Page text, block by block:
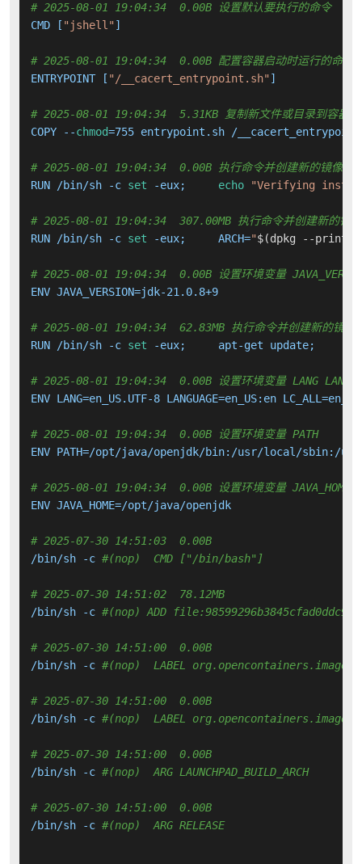
# 2025-08-01 19:04:34  0.00B 设置默认要执行的命令
CMD [ "jshell" ]
# 2025-08-01 19:04:34  0.00B 配置容器启动时运行的命令
ENTRYPOINT [ "/__cacert_entrypoint.sh" ]
# 2025-08-01 19:04:34  5.31KB 复制新文件或目录到容器中
COPY --chmod=755 entrypoint.sh /
# 2025-08-01 19:04:34  0.00B 执行命令并创建新的镜像层
RUN /bin/sh -c set -eux; echo "Verifying
# 2025-08-01 19:04:34  307.00MB 执行命令并创建新的镜
RUN /bin/sh -c set -eux;     ARCH="$(dpkg --print-
# 2025-08-01 19:04:34  0.00B 设置环境变量
ENV JAVA_VERSION=jdk-21.0.8+9
# 2025-08-01 19:04:34  62.83MB 执行命令并创建新的镜像
RUN /bin/sh -c set -eux;     apt-get update;
# 2025-08-01 19:04:34  0.00B 设置环境变量 LANG
ENV LANG=en_US.UTF-8 LANGUAGE=en_US:en
# 2025-08-01 19:04:34  0.00B 设置环境变量 PATH
ENV PATH=/opt/java/openjdk/bin:/usr/local/
# 2025-08-01 19:04:34  0.00B 设置环境变量 JAVA_HOME
ENV JAVA_HOME=/opt/java/openjdk
# 2025-07-30 14:51:03  0.00B
/bin/sh -c #(nop)  CMD ["/bin/bash"]
# 2025-07-30 14:51:02  78.12MB
/bin/sh -c #(nop) ADD
# 2025-07-30 14:51:00  0.00B
/bin/sh -c #(nop)  LABEL
# 2025-07-30 14:51:00  0.00B
/bin/sh -c #(nop)  LABEL
# 2025-07-30 14:51:00  0.00B
/bin/sh -c #(nop)  ARG LAUNCHPAD_BUILD_ARCH
# 2025-07-30 14:51:00  0.00B
/bin/sh -c #(nop)  ARG RELEASE